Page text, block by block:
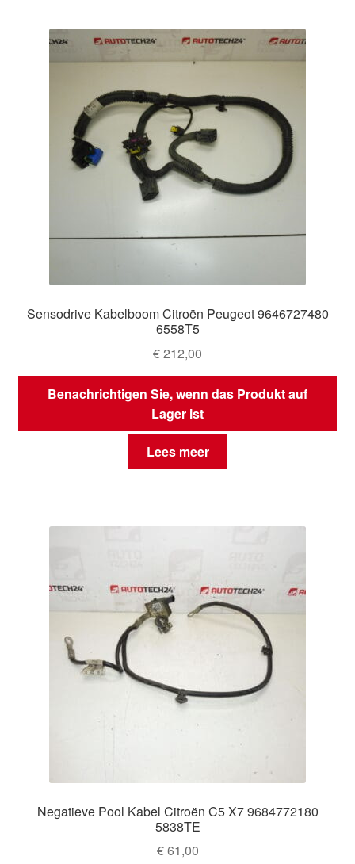
Sensodrive Kabelboom Citroën Peugeot 9646727480
6558T5
€212,00
Benachrichtigen Sie, wenn das Produkt auf
Lager ist
Lees meer
Negatieve Pool Kabel Citroën C5 X7 9684772180
5838TE
€61,00